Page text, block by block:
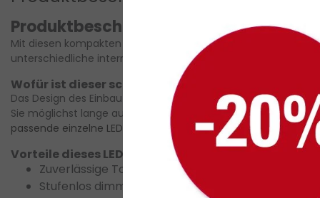
Produktbeschreibung des schwarzen
Mit diesen kompakten LED-Schaltern können Sie Ihre LED-
unterschiedliche interne Bedürfnisse. Hier finden Sie weitere
Wofür ist dieser schwarze LED Touch-Schalter
Das Design des Einbau-Touch-Schalters ist speziell auf die
Sie möglichst lange auf Ihre individuellen Bedürfnisse
passende einzelne LED-Streifen
Vorteile dieses LED Schrank-Schalters
Zuverlässige Touch-Bedienung
Stufenlos dimmbar